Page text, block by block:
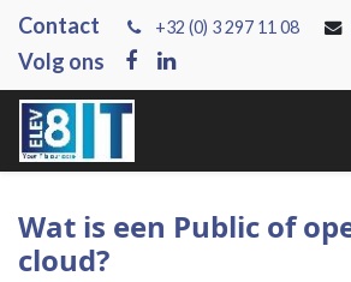
Contact +32 (0) 3 297 11 08
Volg ons
Wat is een Public of
cloud?